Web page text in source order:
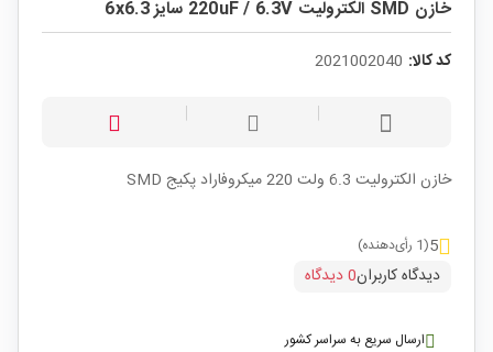
خازن SMD الکترولیت 220uF / 6.3V سایز 6x6.3
کد کالا: 2021002040
خازن الکترولیت 6.3 ولت 220 میکروفاراد پکیج SMD
5(1 رأی‌دهنده)
دیدگاه کاربران0 دیدگاه
ارسال سریع به سراسر کشور